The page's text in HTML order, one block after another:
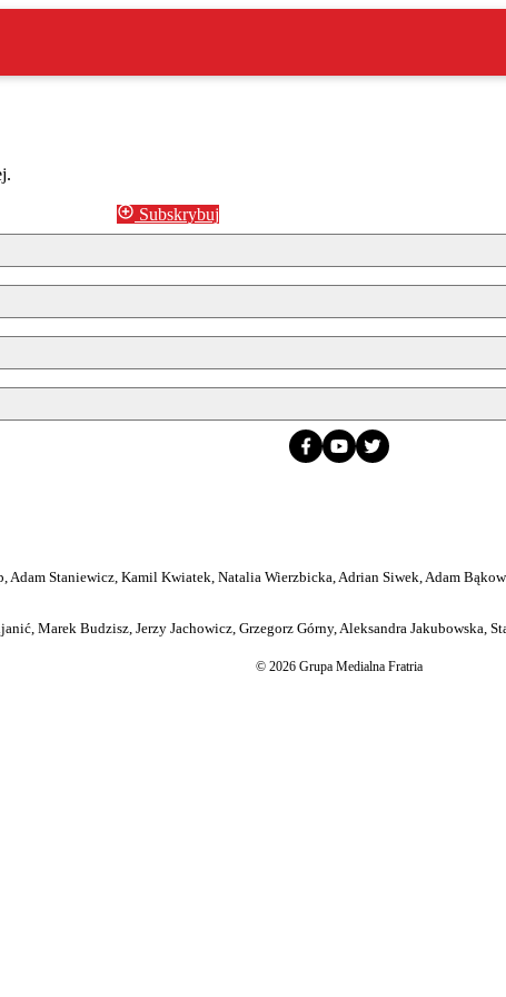
Subskrybuj
Adam Staniewicz, Kamil Kwiatek, Natalia Wierzbicka, Adrian Siwek, Adam
Marek Budzisz, Jerzy Jachowicz, Grzegorz Górny, Aleksandra Jakubowska,
© 2026 Grupa Medialna Fratria